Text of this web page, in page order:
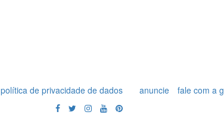
política de privacidade de dados anuncie fale com a